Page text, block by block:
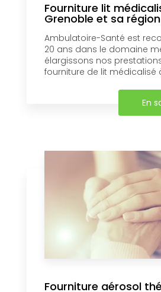
Fourniture lit
Grenoble et sa région
Ambulatoire-Santé est
20 ans dans le domaine
élargissons nos
fourniture de lit médicalisé
En
Fourniture aérosol